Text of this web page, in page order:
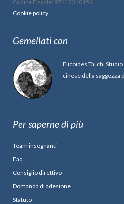
Codice Fiscale: 97412340156
Cookie policy
Gemellati con
Elicoides Tai chi
cinese della saggezza
Per saperne di più
Team insegnanti
Faq
Consiglio direttivo
Domanda di adesione
Statuto